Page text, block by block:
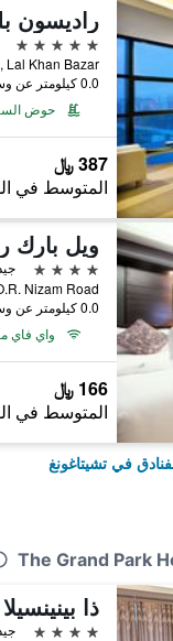
5 نجوم
0.0 كيلومتر عن وسط المدينة
حوض
387 ﷼
المتوسط في
4 نجوم
جيد 6.8
0.0 كيلومتر عن وسط المدينة
واي فاي
166 ﷼
المتوسط في
في تشيتاغونغ
ذا
4 نجوم
جيد 7.9